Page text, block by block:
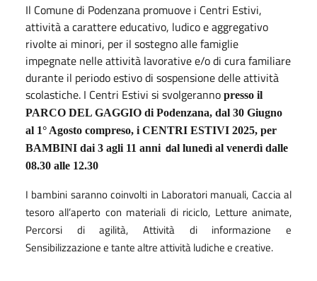
Il Comune di Podenzana promuove i Centri Estivi,
attività a carattere educativo, ludico e aggregativo
rivolte ai minori, per il sostegno alle famiglie
impegnate nelle attività lavorative e/o di cura familiare
durante il periodo estivo di sospensione delle attività
scolastiche. I Centri Estivi si svolgeranno presso il
PARCO DEL GAGGIO di Podenzana, dal 30 Giugno
al 1° Agosto compreso, i CENTRI ESTIVI 2025, per
BAMBINI dai 3 agli 11 anni dal lunedì al venerdì dalle
08.30 alle 12.30
I bambini saranno coinvolti in Laboratori manuali, Caccia al
tesoro all’aperto con materiali di riciclo, Letture animate,
Percorsi di agilità, Attività di informazione e
Sensibilizzazione e tante altre attività ludiche e creative.